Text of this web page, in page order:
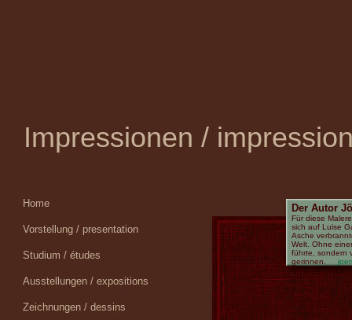
Impressionen /
Der Autor
Für diese
sich auf Luise
Asche
Welt. Ohne
führte, sondern
gerinnen.
Home
Vorstellung / presentation
Studium / études
Ausstellungen / expositions
Zeichnungen / dessins